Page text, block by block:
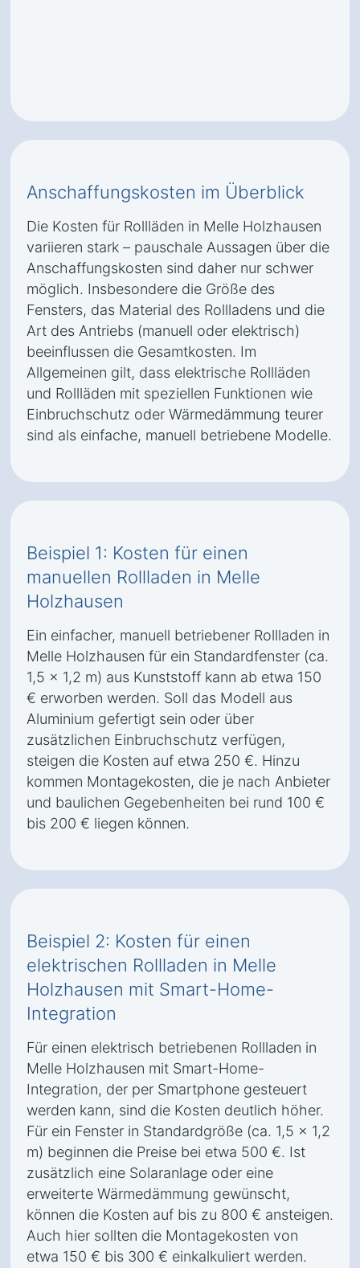
Anschaffungskosten im Überblick
Die Kosten für Rollläden in Melle Holzhausen
variieren stark – pauschale Aussagen über die
Anschaffungskosten sind daher nur schwer
möglich. Insbesondere die Größe des
Fensters, das Material des Rollladens und die
Art des Antriebs (manuell oder elektrisch)
beeinflussen die Gesamtkosten. Im
Allgemeinen gilt, dass elektrische Rollläden
und Rollläden mit speziellen Funktionen wie
Einbruchschutz oder Wärmedämmung teurer
sind als einfache, manuell betriebene Modelle.
Beispiel 1: Kosten für einen
manuellen Rollladen in Melle
Holzhausen
Ein einfacher, manuell betriebener Rollladen in
Melle Holzhausen für ein Standardfenster (ca.
1,5 x 1,2 m) aus Kunststoff kann ab etwa 150
€ erworben werden. Soll das Modell aus
Aluminium gefertigt sein oder über
zusätzlichen Einbruchschutz verfügen,
steigen die Kosten auf etwa 250 €. Hinzu
kommen Montagekosten, die je nach Anbieter
und baulichen Gegebenheiten bei rund 100 €
bis 200 € liegen können.
Beispiel 2: Kosten für einen
elektrischen Rollladen in Melle
Holzhausen mit Smart-Home-
Integration
Für einen elektrisch betriebenen Rollladen in
Melle Holzhausen mit Smart-Home-
Integration, der per Smartphone gesteuert
werden kann, sind die Kosten deutlich höher.
Für ein Fenster in Standardgröße (ca. 1,5 x 1,2
m) beginnen die Preise bei etwa 500 €. Ist
zusätzlich eine Solaranlage oder eine
erweiterte Wärmedämmung gewünscht,
können die Kosten auf bis zu 800 € ansteigen.
Auch hier sollten die Montagekosten von
etwa 150 € bis 300 € einkalkuliert werden.